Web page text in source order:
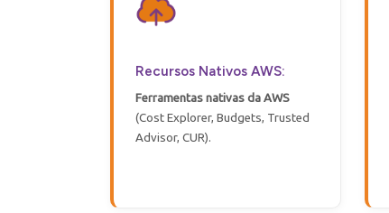
Recursos Nativos AWS:
Ferramentas nativas da AWS
(Cost Explorer, Budgets, Trusted
Advisor, CUR).